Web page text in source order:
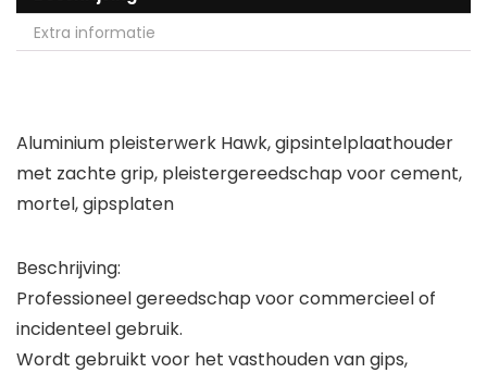
Extra informatie
Aluminium pleisterwerk Hawk, gipsintelplaathouder
met zachte grip, pleistergereedschap voor cement,
mortel, gipsplaten
Beschrijving:
Professioneel gereedschap voor commercieel of
incidenteel gebruik.
Wordt gebruikt voor het vasthouden van gips,